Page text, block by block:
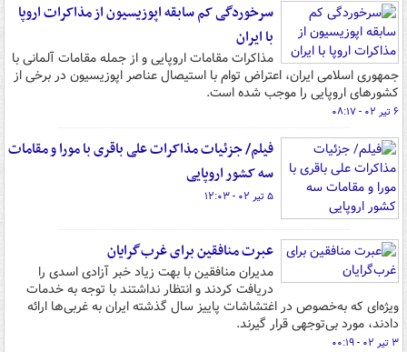
سرخوردگی کم سابقه اپوزیسیون از مذاکرات اروپا
با ایران
مذاکرات مقامات اروپایی و از جمله مقامات آلمانی با
جمهوری اسلامی ایران، اعتراض توام با استیصال عناصر اپوزیسیون در برخی از
کشورهای اروپایی را موجب شده است.
۶ تیر ۰۲ - ۰۸:۱۷
فیلم/ جزئیات مذاکرات علی باقری با مورا و مقامات
سه کشور اروپایی
۵ تیر ۰۲ - ۱۲:۰۳
عبرت منافقین برای غرب‌گرایان
مدیران منافقین با بهت زیاد خبر آزادی اسدی را
دریافت کردند و انتظار نداشتند با توجه به خدمات
ویژه‌ای که به‌خصوص در اغتشاشات پاییز سال گذشته ایران به غربی‌ها ارائه
دادند، مورد بی‌توجهی قرار گیرند.
۳ تیر ۰۲ - ۰۰:۱۹